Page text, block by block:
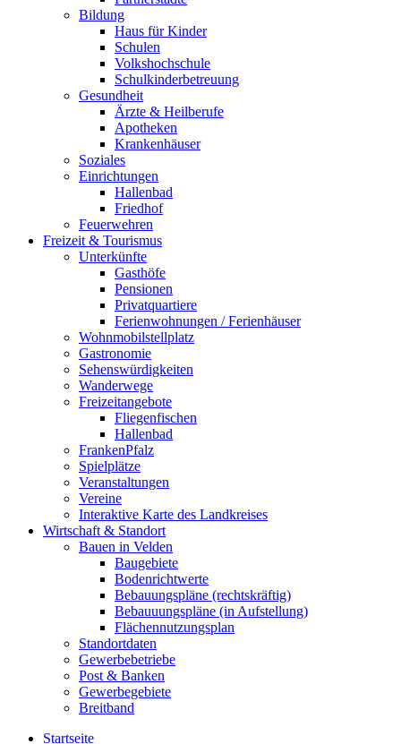
Bildung
Haus für Kinder
Schulen
Volkshochschule
Schulkinderbetreuung
Gesundheit
Ärzte & Heilberufe
Apotheken
Krankenhäuser
Soziales
Einrichtungen
Hallenbad
Friedhof
Feuerwehren
Freizeit & Tourismus
Unterkünfte
Gasthöfe
Pensionen
Privatquartiere
Ferienwohnungen / Ferienhäuser
Wohnmobilstellplatz
Gastronomie
Sehenswürdigkeiten
Wanderwege
Freizeitangebote
Fliegenfischen
Hallenbad
FrankenPfalz
Spielplätze
Veranstaltungen
Vereine
Interaktive Karte des Landkreises
Wirtschaft & Standort
Bauen in Velden
Baugebiete
Bodenrichtwerte
Bebauungspläne (rechtskräftig)
Bebauuungspläne (in Aufstellung)
Flächennutzungsplan
Standortdaten
Gewerbebetriebe
Post & Banken
Gewerbegebiete
Breitband
Startseite